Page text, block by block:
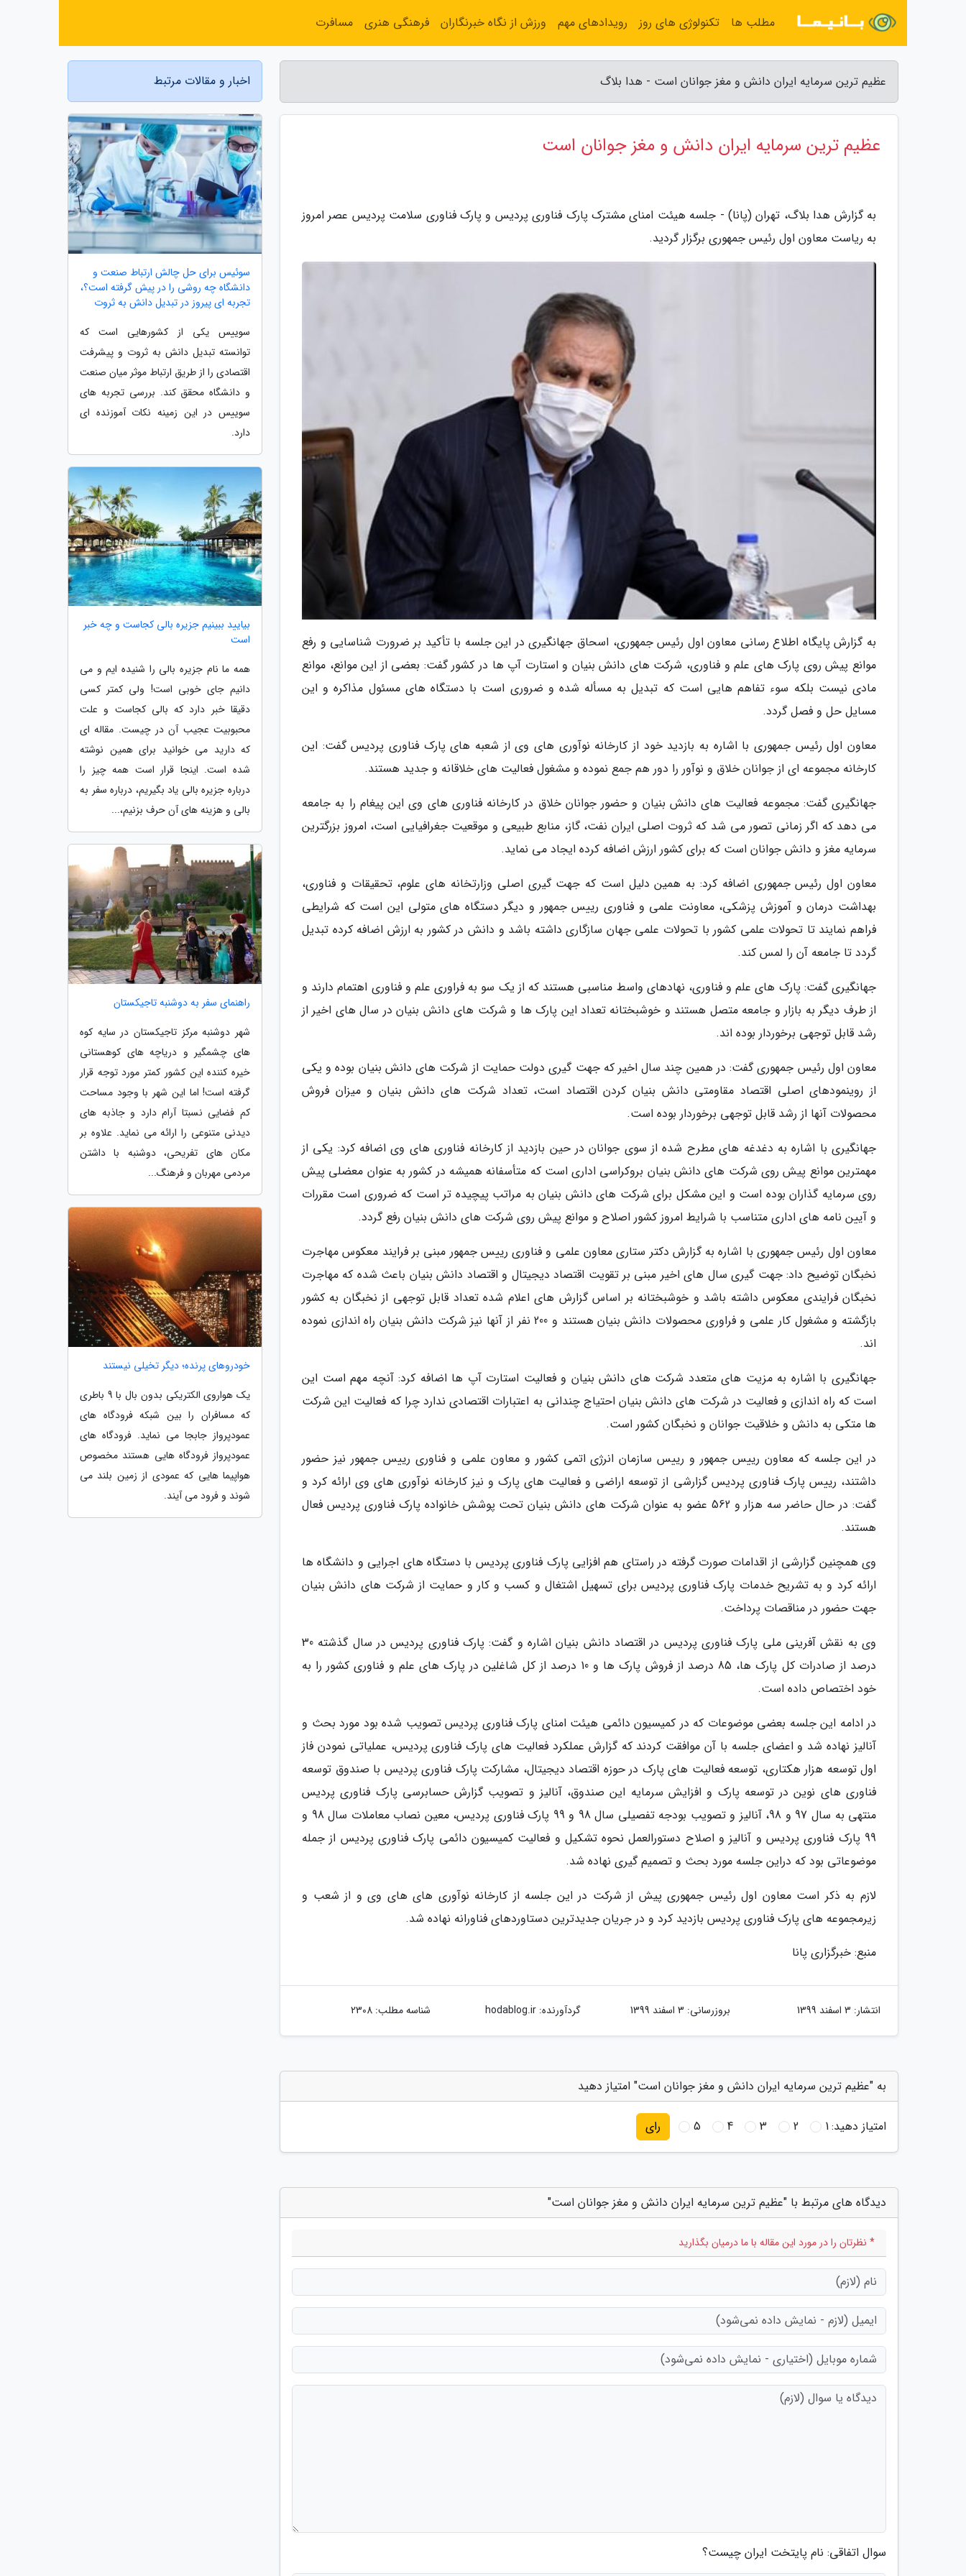
عظیم ترین سرمایه ایران دانش و مغز جوانان است - هدا بلاگ
عظیم ترین سرمایه ایران دانش و مغز جوانان است
به گزارش هدا بلاگ، تهران (پانا) - جلسه هیئت امنای مشترک پارک فناوری پردیس و پارک فناوری سلامت پردیس عصر امروز
به ریاست معاون اول رئیس جمهوری برگزار گردید.
به گزارش پایگاه اطلاع رسانی معاون اول رئیس جمهوری، اسحاق جهانگیری در این جلسه با تأکید بر ضرورت شناسایی و رفع
موانع پیش روی پارک های علم و فناوری، شرکت های دانش بنیان و استارت آپ ها در کشور گفت: بعضی از این موانع، موانع
مادی نیست بلکه سوء تفاهم هایی است که تبدیل به مسأله شده و ضروری است با دستگاه های مسئول مذاکره و این
مسایل حل و فصل گردد.
معاون اول رئیس جمهوری با اشاره به بازدید خود از کارخانه نوآوری های وی از شعبه های پارک فناوری پردیس گفت: این
کارخانه مجموعه ای از جوانان خلاق و نوآور را دور هم جمع نموده و مشغول فعالیت های خلاقانه و جدید هستند.
جهانگیری گفت: مجموعه فعالیت های دانش بنیان و حضور جوانان خلاق در کارخانه فناوری های وی این پیغام را به جامعه
می دهد که اگر زمانی تصور می شد که ثروت اصلی ایران نفت، گاز، منابع طبیعی و موقعیت جغرافیایی است، امروز بزرگترین
سرمایه مغز و دانش جوانان است که برای کشور ارزش اضافه کرده ایجاد می نماید.
معاون اول رئیس جمهوری اضافه کرد: به همین دلیل است که جهت گیری اصلی وزارتخانه های علوم، تحقیقات و فناوری،
بهداشت درمان و آموزش پزشکی، معاونت علمی و فناوری رییس جمهور و دیگر دستگاه های متولی این است که شرایطی
فراهم نمایند تا تحولات علمی کشور با تحولات علمی جهان سازگاری داشته باشد و دانش در کشور به ارزش اضافه کرده تبدیل
گردد تا جامعه آن را لمس کند.
جهانگیری گفت: پارک های علم و فناوری، نهادهای واسط مناسبی هستند که از یک سو به فراوری علم و فناوری اهتمام دارند و
از طرف دیگر به بازار و جامعه متصل هستند و خوشبختانه تعداد این پارک ها و شرکت های دانش بنیان در سال های اخیر از
رشد قابل توجهی برخوردار بوده اند.
معاون اول رئیس جمهوری گفت: در همین چند سال اخیر که جهت گیری دولت حمایت از شرکت های دانش بنیان بوده و یکی
از روینمودهای اصلی اقتصاد مقاومتی دانش بنیان کردن اقتصاد است، تعداد شرکت های دانش بنیان و میزان فروش
محصولات آنها از رشد قابل توجهی برخوردار بوده است.
جهانگیری با اشاره به دغدغه های مطرح شده از سوی جوانان در حین بازدید از کارخانه فناوری های وی اضافه کرد: یکی از
مهمترین موانع پیش روی شرکت های دانش بنیان بروکراسی اداری است که متأسفانه همیشه در کشور به عنوان معضلی پیش
روی سرمایه گذاران بوده است و این مشکل برای شرکت های دانش بنیان به مراتب پیچیده تر است که ضروری است مقررات
و آیین نامه های اداری متناسب با شرایط امروز کشور اصلاح و موانع پیش روی شرکت های دانش بنیان رفع گردد.
معاون اول رئیس جمهوری با اشاره به گزارش دکتر ستاری معاون علمی و فناوری رییس جمهور مبنی بر فرایند معکوس مهاجرت
نخبگان توضیح داد: جهت گیری سال های اخیر مبنی بر تقویت اقتصاد دیجیتال و اقتصاد دانش بنیان باعث شده که مهاجرت
نخبگان فرایندی معکوس داشته باشد و خوشبختانه بر اساس گزارش های اعلام شده تعداد قابل توجهی از نخبگان به کشور
بازگشته و مشغول کار علمی و فراوری محصولات دانش بنیان هستند و 200 نفر از آنها نیز شرکت دانش بنیان راه اندازی نموده
اند.
جهانگیری با اشاره به مزیت های متعدد شرکت های دانش بنیان و فعالیت استارت آپ ها اضافه کرد: آنچه مهم است این
است که راه اندازی و فعالیت در شرکت های دانش بنیان احتیاج چندانی به اعتبارات اقتصادی ندارد چرا که فعالیت این شرکت
ها متکی به دانش و خلاقیت جوانان و نخبگان کشور است.
در این جلسه که معاون رییس جمهور و رییس سازمان انرژی اتمی کشور و معاون علمی و فناوری رییس جمهور نیز حضور
داشتند، رییس پارک فناوری پردیس گزارشی از توسعه اراضی و فعالیت های پارک و نیز کارخانه نوآوری های وی ارائه کرد و
گفت: در حال حاضر سه هزار و 562 عضو به عنوان شرکت های دانش بنیان تحت پوشش خانواده پارک فناوری پردیس فعال
هستند.
وی همچنین گزارشی از اقدامات صورت گرفته در راستای هم افزایی پارک فناوری پردیس با دستگاه های اجرایی و دانشگاه ها
ارائه کرد و به تشریح خدمات پارک فناوری پردیس برای تسهیل اشتغال و کسب و کار و حمایت از شرکت های دانش بنیان
جهت حضور در مناقصات پرداخت.
وی به نقش آفرینی ملی پارک فناوری پردیس در اقتصاد دانش بنیان اشاره و گفت: پارک فناوری پردیس در سال گذشته 30
درصد از صادرات کل پارک ها، 85 درصد از فروش پارک ها و 10 درصد از کل شاغلین در پارک های علم و فناوری کشور را به
خود اختصاص داده است.
در ادامه این جلسه بعضی موضوعات که در کمیسیون دائمی هیئت امنای پارک فناوری پردیس تصویب شده بود مورد بحث و
آنالیز نهاده شد و اعضای جلسه با آن موافقت کردند که گزارش عملکرد فعالیت های پارک فناوری پردیس، عملیاتی نمودن فاز
اول توسعه هزار هکتاری، توسعه فعالیت های پارک در حوزه اقتصاد دیجیتال، مشارکت پارک فناوری پردیس با صندوق توسعه
فناوری های نوین در توسعه پارک و افزایش سرمایه این صندوق، آنالیز و تصویب گزارش حسابرسی پارک فناوری پردیس
منتهی به سال 97 و 98، آنالیز و تصویب بودجه تفصیلی سال 98 و 99 پارک فناوری پردیس، معین نصاب معاملات سال 98 و
99 پارک فناوری پردیس و آنالیز و اصلاح دستورالعمل نحوه تشکیل و فعالیت کمیسیون دائمی پارک فناوری پردیس از جمله
موضوعاتی بود که دراین جلسه مورد بحث و تصمیم گیری نهاده شد.
لازم به ذکر است معاون اول رئیس جمهوری پیش از شرکت در این جلسه از کارخانه نوآوری های های وی و از شعب و
زیرمجموعه های پارک فناوری پردیس بازدید کرد و در جریان جدیدترین دستاوردهای فناورانه نهاده شد.
منبع: خبرگزاری پانا
انتشار: 3 اسفند 1399 بروزرسانی: 3 اسفند 1399 گردآورنده:hodablog.ir شناسه مطلب: 2308
به "عظیم ترین سرمایه ایران دانش و مغز جوانان است" امتیاز دهید
امتیاز دهید:1
2
3
4
5 رای
دیدگاه های مرتبط با "عظیم ترین سرمایه ایران دانش و مغز جوانان است"
* نظرتان را در مورد این مقاله با ما درمیان بگذارید
سوال اتفاقی: نام پایتخت ایران چیست؟
اخبار و مقالات مرتبط
سوئیس برای حل چالش ارتباط صنعت و
دانشگاه چه روشی را در پیش گرفته است؟،
تجربه ای پیروز در تبدیل دانش به ثروت
سوییس یکی از کشورهایی است که
توانسته تبدیل دانش به ثروت و پیشرفت
اقتصادی را از طریق ارتباط موثر میان صنعت
و دانشگاه محقق کند. بررسی تجربه های
سوییس در این زمینه نکات آموزنده ای
دارد.
بیایید ببینیم جزیره بالی کجاست و چه خبر
است
همه ما نام جزیره بالی را شنیده ایم و می
دانیم جای خوبی است! ولی کمتر کسی
دقیقا خبر دارد که بالی کجاست و علت
محبوبیت عجیب آن در چیست. مقاله ای
که دارید می خوانید برای همین نوشته
شده است. اینجا قرار است همه چیز را
درباره جزیره بالی یاد بگیریم، درباره سفر به
بالی و هزینه های آن حرف بزنیم،...
راهنمای سفر به دوشنبه تاجیکستان
شهر دوشنبه مرکز تاجیکستان در سایه کوه
های چشمگیر و دریاچه های کوهستانی
خیره کننده این کشور کمتر مورد توجه قرار
گرفته است! اما این شهر با وجود مساحت
کم فضایی نسبتا آرام دارد و جاذبه های
دیدنی متنوعی را ارائه می نماید. علاوه بر
مکان های تفریحی، دوشنبه با داشتن
مردمی مهربان و فرهنگ...
خودروهای پرنده؛ دیگر تخیلی نیستند
یک هواروی الکتریکی بدون بال با 9 باطری
که مسافران را بین شبکه فرودگاه های
عمودپرواز جابجا می نماید. فرودگاه های
عمودپرواز فرودگاه هایی هستند مخصوص
هواپیما هایی که عمودی از زمین بلند می
شوند و فرود می آیند.
مطلب ها تکنولوژی های روز رویدادهای مهم ورزش از نگاه خبرنگاران فرهنگی هنری مسافرت